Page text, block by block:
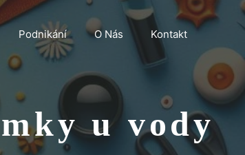
Podnikání O Nás Kontakt
u vody